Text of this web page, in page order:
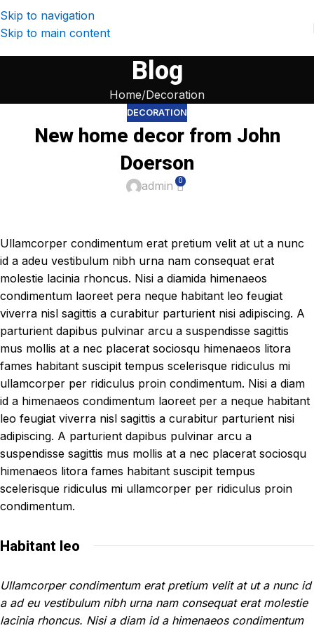
Skip to navigation
Skip to main content
Blog
Home Decoration
DECORATION
New home decor from John
Doerson
admin 0
Ullamcorper condimentum erat pretium velit at ut a nunc
id a adeu vestibulum nibh urna nam consequat erat
molestie lacinia rhoncus. Nisi a diamida himenaeos
condimentum laoreet pera neque habitant leo feugiat
viverra nisl sagittis a curabitur parturient nisi adipiscing. A
parturient dapibus pulvinar arcu a suspendisse sagittis
mus mollis at a nec placerat sociosqu himenaeos litora
fames habitant suscipit tempus scelerisque ridiculus mi
ullamcorper per ridiculus proin condimentum. Nisi a diam
id a himenaeos condimentum laoreet per a neque habitant
leo feugiat viverra nisl sagittis a curabitur parturient nisi
adipiscing. A parturient dapibus pulvinar arcu a
suspendisse sagittis mus mollis at a nec placerat sociosqu
himenaeos litora fames habitant suscipit tempus
scelerisque ridiculus mi ullamcorper per ridiculus proin
condimentum.
Habitant leo
Ullamcorper condimentum erat pretium velit at ut a nunc id
a ad eu vestibulum nibh urna nam consequat erat molestie
lacinia rhoncus. Nisi a diam id a himenaeos condimentum